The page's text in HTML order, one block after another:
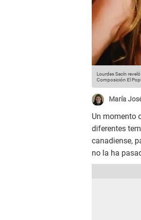
Lourdes Sacín
Composición El
María
Un momento
diferentes
canadiense,
no la ha